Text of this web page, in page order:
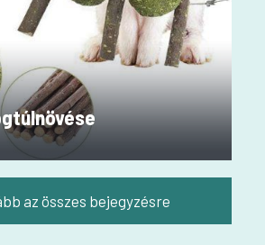
az összes bejegyzésre